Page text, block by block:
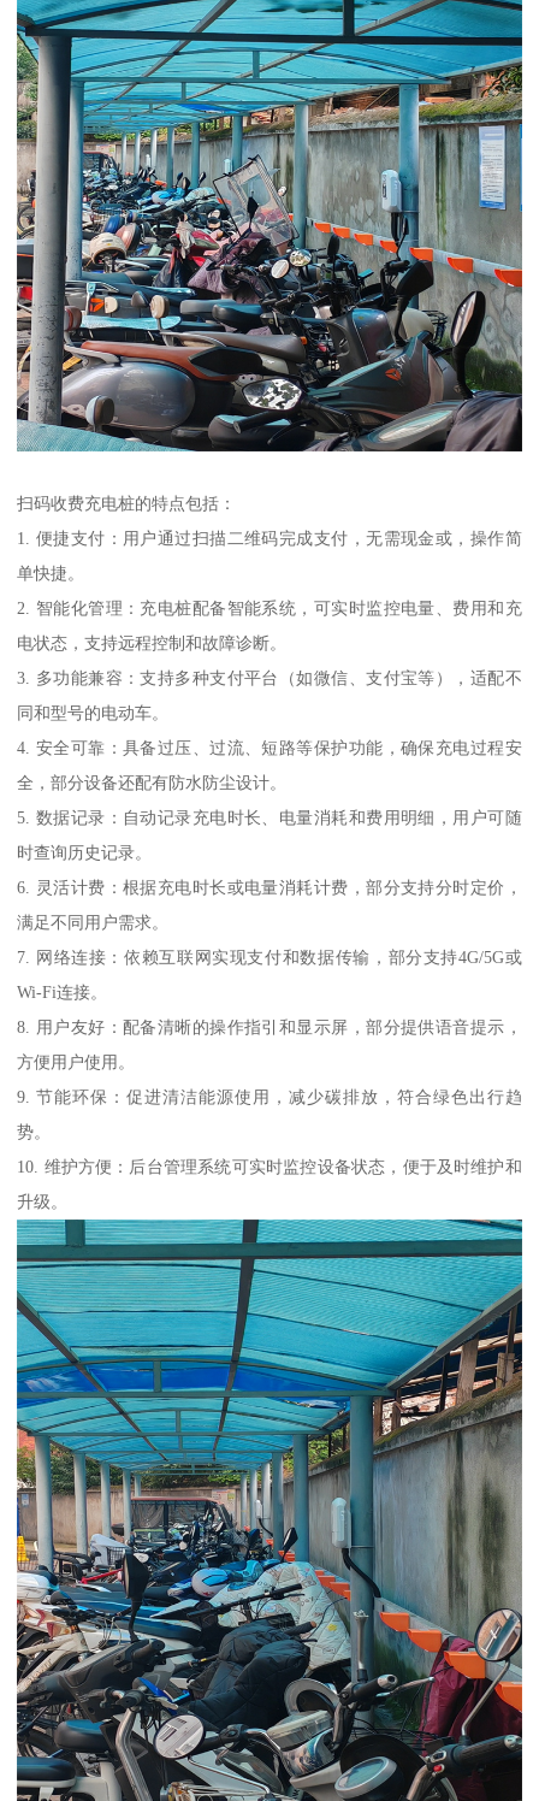
扫码收费充电桩的特点包括：
1. 便捷支付：用户通过扫描二维码完成支付，无需现金或，操作简
单快捷。
2. 智能化管理：充电桩配备智能系统，可实时监控电量、费用和充
电状态，支持远程控制和故障诊断。
3. 多功能兼容：支持多种支付平台（如微信、支付宝等），适配不
同和型号的电动车。
4. 安全可靠：具备过压、过流、短路等保护功能，确保充电过程安
全，部分设备还配有防水防尘设计。
5. 数据记录：自动记录充电时长、电量消耗和费用明细，用户可随
时查询历史记录。
6. 灵活计费：根据充电时长或电量消耗计费，部分支持分时定价，
满足不同用户需求。
7. 网络连接：依赖互联网实现支付和数据传输，部分支持4G/5G或
Wi-Fi连接。
8. 用户友好：配备清晰的操作指引和显示屏，部分提供语音提示，
方便用户使用。
9. 节能环保：促进清洁能源使用，减少碳排放，符合绿色出行趋
势。
10. 维护方便：后台管理系统可实时监控设备状态，便于及时维护和
升级。